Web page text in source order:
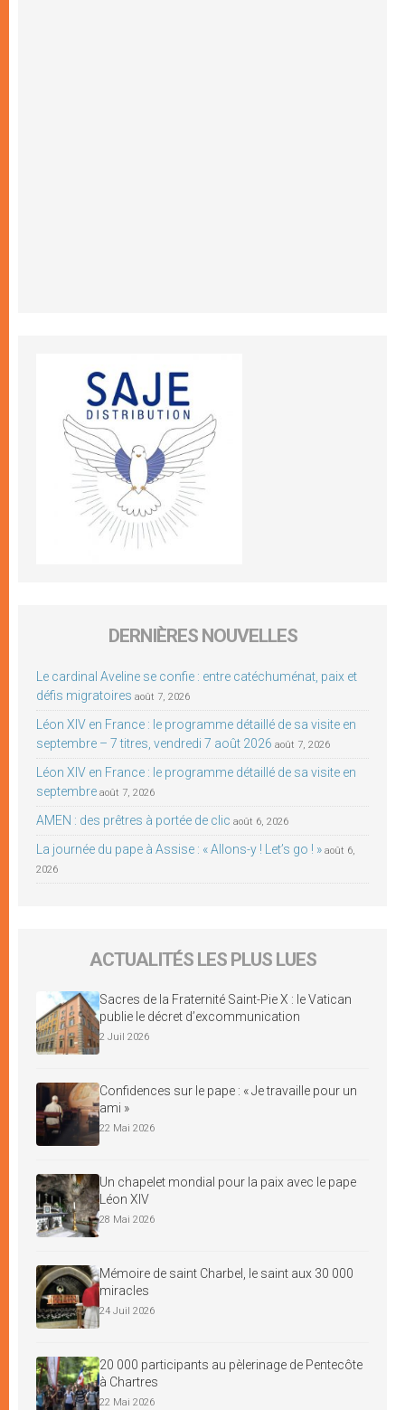
DERNIÈRES NOUVELLES
Le cardinal Aveline se confie : entre catéchuménat, paix et
défis migratoires août 7, 2026
Léon XIV en France : le programme détaillé de sa visite en
septembre – 7 titres, vendredi 7 août 2026 août 7, 2026
Léon XIV en France : le programme détaillé de sa visite en
septembre août 7, 2026
AMEN : des prêtres à portée de clic août 6, 2026
La journée du pape à Assise : « Allons-y ! Let’s go ! » août 6,
2026
ACTUALITÉS LES PLUS LUES
Sacres de la Fraternité Saint-Pie X : le Vatican
publie le décret d’excommunication
2 Juil 2026
Confidences sur le pape : « Je travaille pour un
ami »
22 Mai 2026
Un chapelet mondial pour la paix avec le pape
Léon XIV
28 Mai 2026
Mémoire de saint Charbel, le saint aux 30 000
miracles
24 Juil 2026
20 000 participants au pèlerinage de Pentecôte
à Chartres
22 Mai 2026